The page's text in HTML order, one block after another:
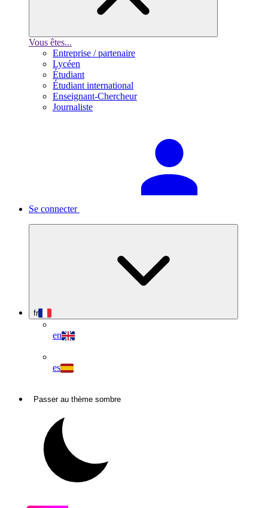
Vous êtes...
Entreprise / partenaire
Lycéen
Étudiant
Étudiant international
Enseignant-Chercheur
Journaliste
Se connecter
fr
en
es
Passer au thème sombre